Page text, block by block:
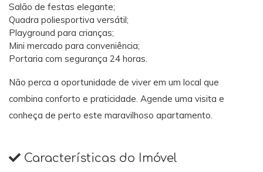
Salão de festas elegante;
Quadra poliesportiva versátil;
Playground para crianças;
Mini mercado para conveniência;
Portaria com segurança 24 horas.
Não perca a oportunidade de viver em um local que
combina conforto e praticidade. Agende uma visita e
conheça de perto este maravilhoso apartamento.
Características do Imóvel